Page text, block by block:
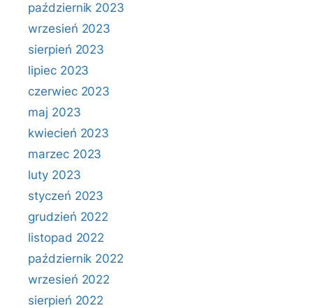
październik 2023
wrzesień 2023
sierpień 2023
lipiec 2023
czerwiec 2023
maj 2023
kwiecień 2023
marzec 2023
luty 2023
styczeń 2023
grudzień 2022
listopad 2022
październik 2022
wrzesień 2022
sierpień 2022